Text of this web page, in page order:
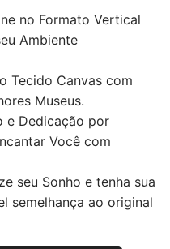
no Formato Vertical
Ambiente
Tecido Canvas com
Museus.
e Dedicação por
Você com
seu Sonho e tenha sua
semelhança ao original